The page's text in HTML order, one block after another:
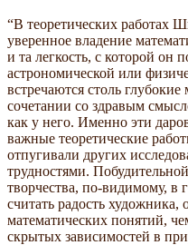
“В теоретических работах
уверенное владение
и та легкость, с которой он
астрономической или
встречаются столь
сочетании со здравым
как у него. Именно эти
важные теоретические
отпугивали других
трудностями.
творчества, по-видимому, в
считать радость
математических понятий,
скрытых зависимостей в